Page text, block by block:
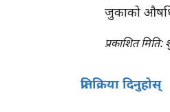
जुकाको
प्रकाशित मिति:
प्रतिक्रिया दिनुहोस्